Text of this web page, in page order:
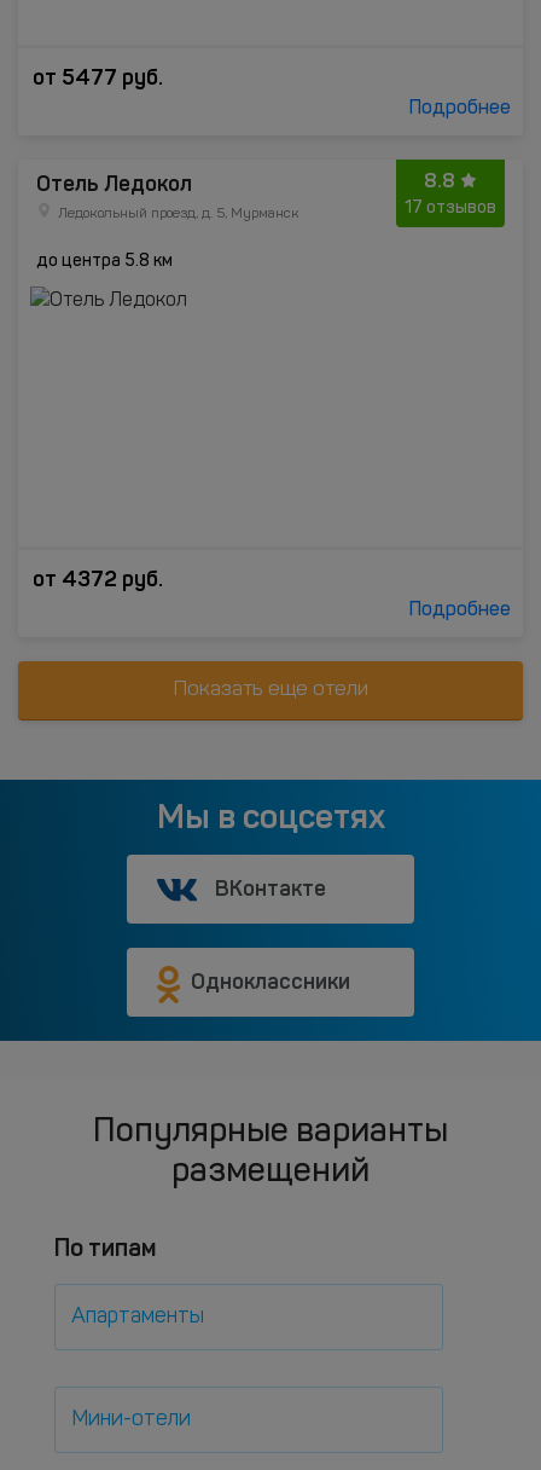
от 5477 руб.
Подробнее
8.8
17 отзывов
Отель Ледокол
Ледокольный проезд, д. 5, Мурманск
до центра 5.8 км
от 4372 руб.
Подробнее
Показать еще отели
Мы в соцсетях
ВКонтакте
Одноклассники
Популярные варианты
размещений
По типам
Апартаменты
Мини-отели